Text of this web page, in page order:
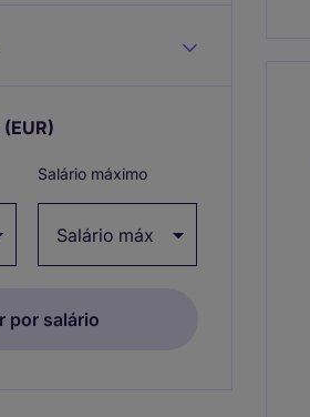
(EUR)
Salário máximo